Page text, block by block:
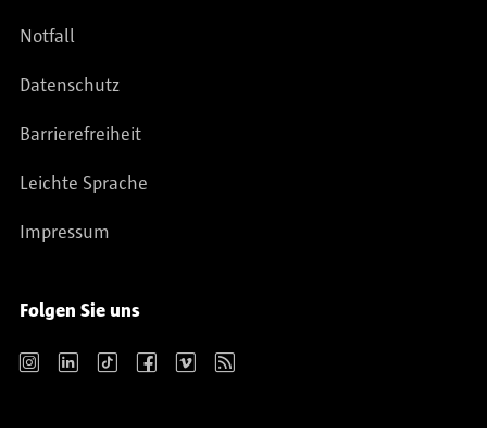
Notfall
Datenschutz
Barrierefreiheit
Leichte Sprache
Impressum
Folgen Sie uns
Instagram LinkedIn TikTok Facebook Vimeo RSS